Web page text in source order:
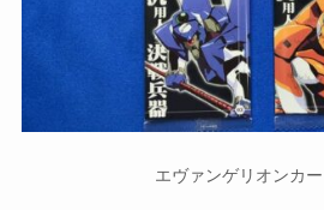
エヴァンゲリオンカ